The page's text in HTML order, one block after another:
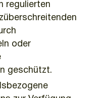
regulierten
oder
geschützt.